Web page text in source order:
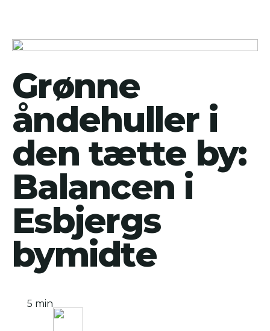
Grønne
åndehuller i
den tætte by:
Balancen i
Esbjergs
bymidte
5 min